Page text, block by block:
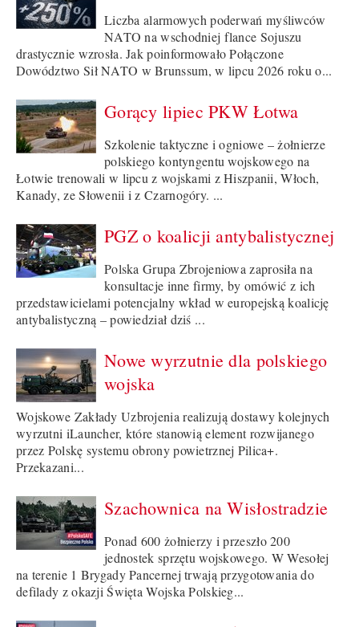
Liczba alarmowych poderwań myśliwców
NATO na wschodniej flance Sojuszu
drastycznie wzrosła. Jak poinformowało Połączone
Dowództwo Sił NATO w Brunssum, w lipcu 2026 roku o...
Gorący lipiec PKW Łotwa
Szkolenie taktyczne i ogniowe – żołnierze
polskiego kontyngentu wojskowego na
Łotwie trenowali w lipcu z wojskami z Hiszpanii, Włoch,
Kanady, ze Słowenii i z Czarnogóry. ...
PGZ o koalicji antybalistycznej
Polska Grupa Zbrojeniowa zaprosiła na
konsultacje inne firmy, by omówić z ich
przedstawicielami potencjalny wkład w europejską koalicję
antybalistyczną – powiedział dziś ...
Nowe wyrzutnie dla polskiego
wojska
Wojskowe Zakłady Uzbrojenia realizują dostawy kolejnych
wyrzutni iLauncher, które stanowią element rozwijanego
przez Polskę systemu obrony powietrznej Pilica+.
Przekazani...
Szachownica na Wisłostradzie
Ponad 600 żołnierzy i przeszło 200
jednostek sprzętu wojskowego. W Wesołej
na terenie 1 Brygady Pancernej trwają przygotowania do
defilady z okazji Święta Wojska Polskieg...